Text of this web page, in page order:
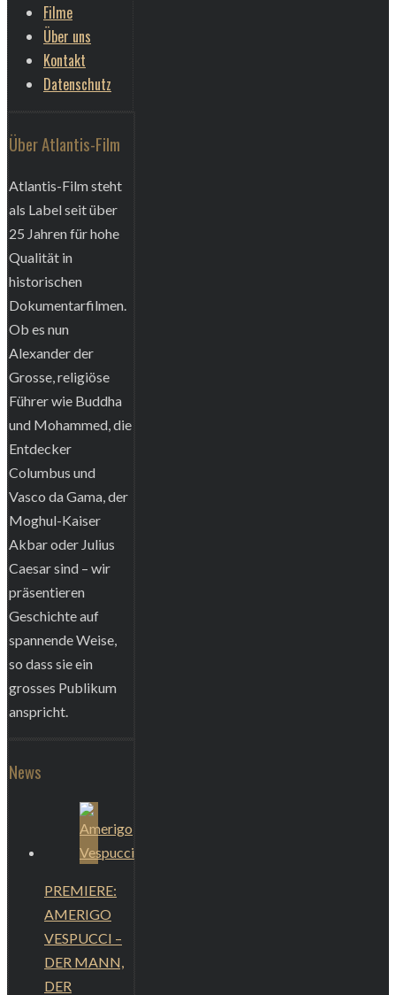
Filme
Über uns
Kontakt
Datenschutz
Über Atlantis-Film
Atlantis-Film steht
als Label seit über
25 Jahren für hohe
Qualität in
historischen
Dokumentarfilmen.
Ob es nun
Alexander der
Grosse, religiöse
Führer wie Buddha
und Mohammed, die
Entdecker
Columbus und
Vasco da Gama, der
Moghul-Kaiser
Akbar oder Julius
Caesar sind – wir
präsentieren
Geschichte auf
spannende Weise,
so dass sie ein
grosses Publikum
anspricht.
News
PREMIERE:
AMERIGO
VESPUCCI –
DER MANN,
DER